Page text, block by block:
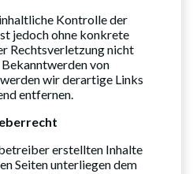
Kontrolle der
jedoch ohne konkrete
Rechtsverletzung nicht
von
wir derartige Links
entfernen.
erstellten Inhalte
Seiten unterliegen dem